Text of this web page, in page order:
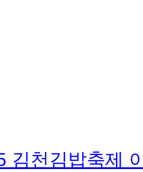
천김밥축제